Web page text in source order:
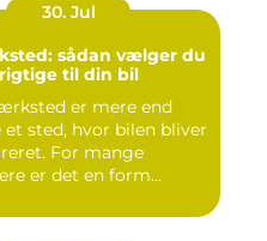
30. Jul
sådan vælger du
til din bil
er mere end
et sted, hvor bilen bliver
For mange
er det en form...